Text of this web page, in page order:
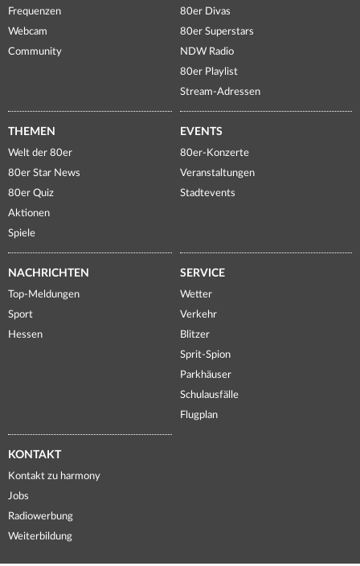
Frequenzen
Webcam
Community
80er Divas
80er Superstars
NDW Radio
80er Playlist
Stream-Adressen
THEMEN
Welt der 80er
80er Star News
80er Quiz
Aktionen
Spiele
EVENTS
80er-Konzerte
Veranstaltungen
Stadtevents
NACHRICHTEN
Top-Meldungen
Sport
Hessen
SERVICE
Wetter
Verkehr
Blitzer
Sprit-Spion
Parkhäuser
Schulausfälle
Flugplan
KONTAKT
Kontakt zu harmony
Jobs
Radiowerbung
Weiterbildung